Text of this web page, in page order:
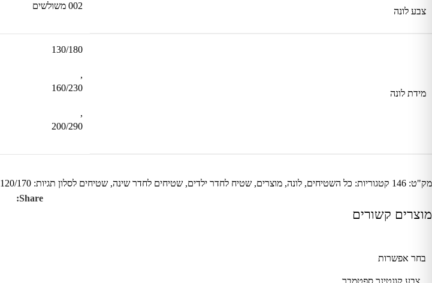
צבע לונה
002 משולשים
מידת לונה
130/180
,
160/230
,
200/290
מק"ט: 146 קטגוריות: כל השטיחים, לונה, מוצרים, שטיח לחדר ילדים, שטיחים לחדר שינה, שטיחים לסלון תגיות: 120/170
Share:
מוצרים קשורים
בחר אפשרות
צבע קונטינר ספטמבר